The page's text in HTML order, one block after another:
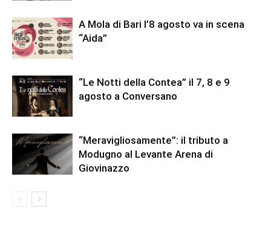
A Mola di Bari l’8 agosto va in scena
“Aida”
“Le Notti della Contea” il 7, 8 e 9
agosto a Conversano
“Meravigliosamente”: il tributo a
Modugno al Levante Arena di
Giovinazzo